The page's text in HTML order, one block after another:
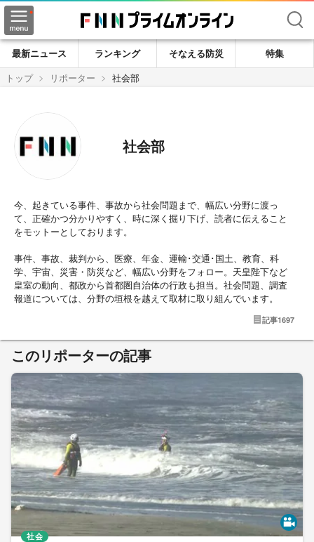
検索
最新ニュース ランキング そなえる防災
特集
トップ
リポーター 社会部
社会部
今、起きている事件、事故から社会問題まで、幅広い分野に渡っ
て、正確かつ分かりやすく、時に深く掘り下げ、読者に伝えること
をモットーとしております。
事件、事故、裁判から、医療、年金、運輸･交通･国土、教育、科
学、宇宙、災害・防災など、幅広い分野をフォロー。天皇陛下など
皇室の動向、都政から首都圏自治体の行政も担当。社会問題、調査
報道については、分野の垣根を越えて取材に取り組んでいます。
記事1697
このリポーターの記事
社会